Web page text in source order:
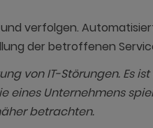
verfolgen.
der betroffenen
von IT-Störungen. Es
eines Unternehmens
betrachten.